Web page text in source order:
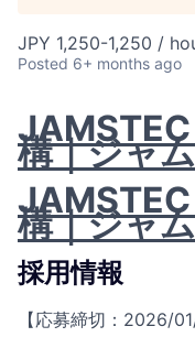
JPY 1,250-1,250 /
Posted 6+ months ago
構｜ジャ
構｜ジャ
採用情報
【応募締切：2026/